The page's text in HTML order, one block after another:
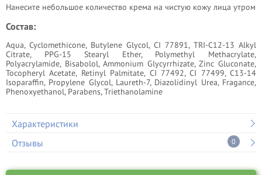
Нанесите небольшое количество крема на чистую кожу лица утром
Состав:
Aqua, Cyclomethicone, Butylene Glycol, CI 77891, TRI-C12-13 Alkyl
Citrate, PPG-15 Stearyl Ether, Polymethyl Methacrylate,
Polyacrylamide, Bisabolol, Ammonium Glycyrrhizate, Zinc Gluconate,
Tocopheryl Acetate, Retinyl Palmitate, CI 77492, CI 77499, C13-14
Isoparaffin, Propylene Glycol, Laureth-7, Diazolidinyl Urea, Fragance,
Phenoxyethanol, Parabens, Triethanolamine
Характеристики
Отзывы
0